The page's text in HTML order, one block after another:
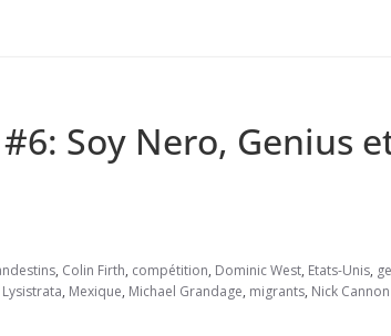
Soy Nero, Genius
, Colin Firth, compétition, Dominic West, Etats-Unis,
Lysistrata, Mexique, Michael Grandage, migrants, Nick